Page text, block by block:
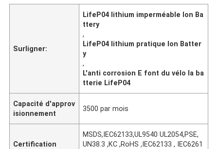
Surligner:
LifeP04 lithium imperméable Ion Ba
ttery
,
LifeP04 lithium pratique Ion Batter
y
,
L'anti corrosion E font du vélo la ba
tterie LifeP04
Capacité d'approv
isionnement
3500 par mois
Certification
MSDS,IEC62133,UL9540 UL2054,PSE,
UN38.3 ,KC ,RoHS ,IEC62133 , IEC6261